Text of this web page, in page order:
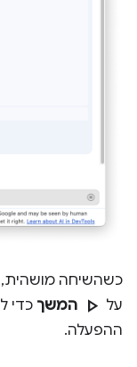
כשהשיחה מושהית,
על play_arrow המשך כדי
ההפעלה.